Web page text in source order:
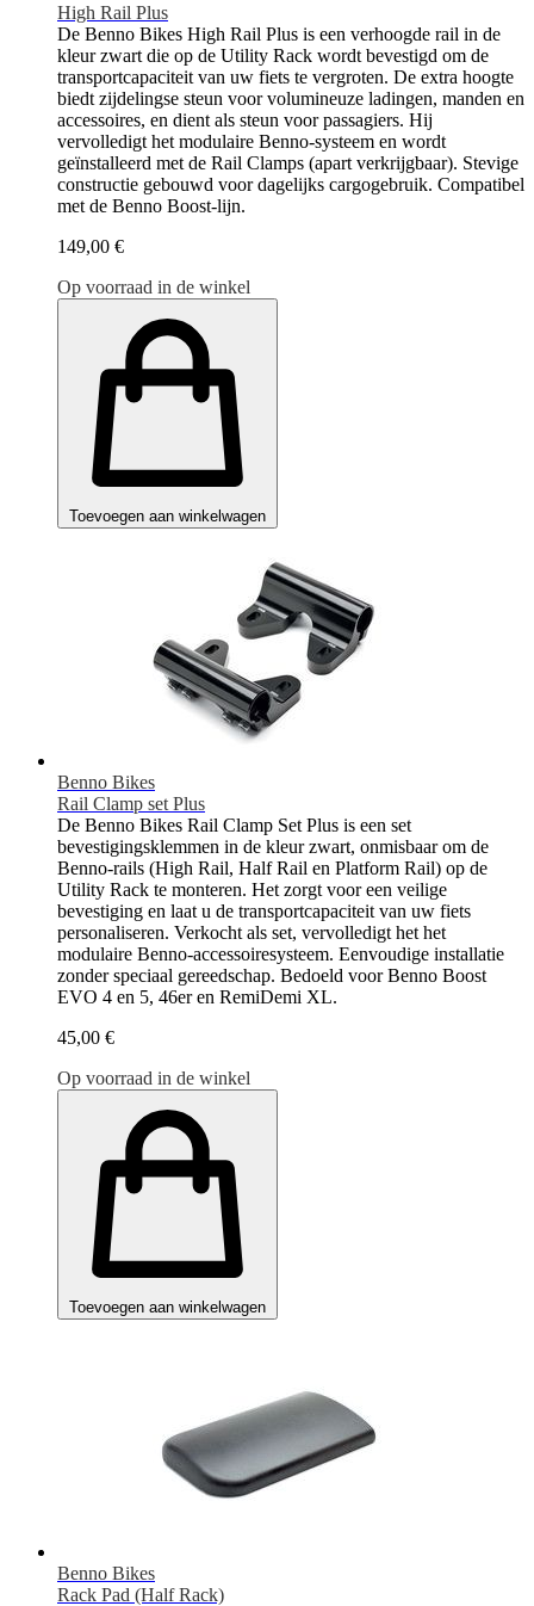
High Rail Plus
De Benno Bikes High Rail Plus is een verhoogde rail in de
kleur zwart die op de Utility Rack wordt bevestigd om de
transportcapaciteit van uw fiets te vergroten. De extra hoogte
biedt zijdelingse steun voor volumineuze ladingen, manden en
accessoires, en dient als steun voor passagiers. Hij
vervolledigt het modulaire Benno-systeem en wordt
geïnstalleerd met de Rail Clamps (apart verkrijgbaar). Stevige
constructie gebouwd voor dagelijks cargogebruik. Compatibel
met de Benno Boost-lijn.
149,00 €
Op voorraad in de winkel
Toevoegen aan winkelwagen
Benno Bikes
Rail Clamp set Plus
De Benno Bikes Rail Clamp Set Plus is een set
bevestigingsklemmen in de kleur zwart, onmisbaar om de
Benno-rails (High Rail, Half Rail en Platform Rail) op de
Utility Rack te monteren. Het zorgt voor een veilige
bevestiging en laat u de transportcapaciteit van uw fiets
personaliseren. Verkocht als set, vervolledigt het het
modulaire Benno-accessoiresysteem. Eenvoudige installatie
zonder speciaal gereedschap. Bedoeld voor Benno Boost
EVO 4 en 5, 46er en RemiDemi XL.
45,00 €
Op voorraad in de winkel
Toevoegen aan winkelwagen
Benno Bikes
Rack Pad (Half Rack)